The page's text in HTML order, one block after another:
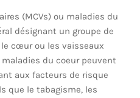
(MCVs) ou maladies du
désignant un groupe de
cœur ou les vaisseaux
du coeur peuvent
aux facteurs de risque
que le tabagisme, les